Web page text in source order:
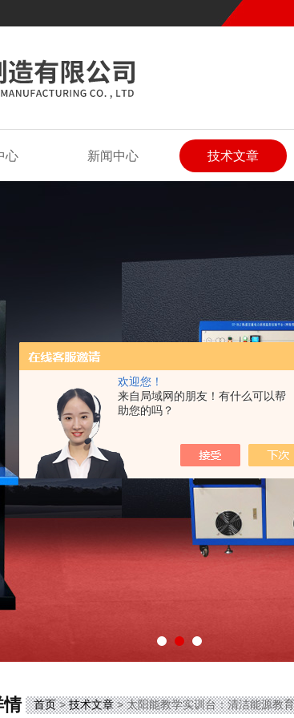
欢迎您！
来自局域网的朋友！有什么可以帮
助您的吗？
心 新闻中心 技术文章
情 首页>技术文章> 太阳能教学实训台：清洁能源教